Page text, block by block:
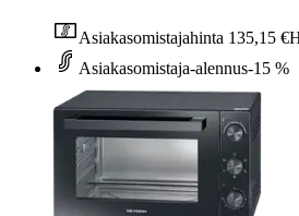
Asiakasomistajahinta 135,15 €
Asiakasomistaja-alennus-15 %